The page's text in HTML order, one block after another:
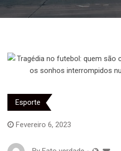
Esporte
Fevereiro 6, 2023